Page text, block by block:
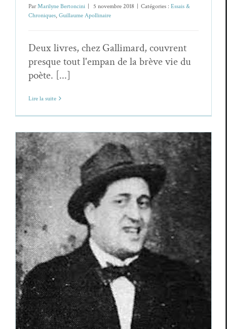
ParMarilyne Bertoncini | 5 novembre 2018 | Catégories : Essais &
Chroniques, Guillaume Apollinaire
Deux livres, chez Gallimard, couvrent
presque tout l'empan de la brève vie du
poète. [...]
Lire la suite
Lettre à Guillaume Apollinaire
Focus Guillaume Apollinaire